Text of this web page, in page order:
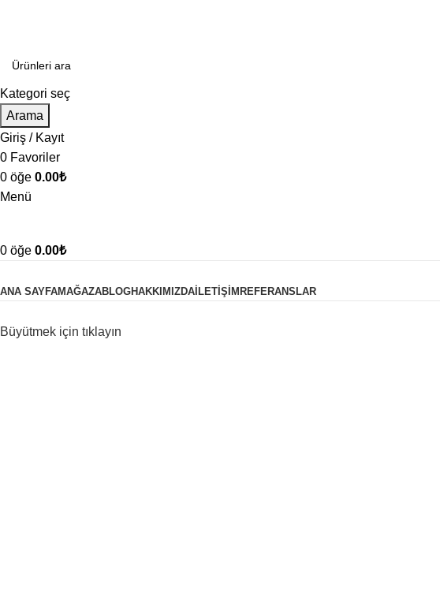
Kategori seç
Arama
Giriş / Kayıt
0 Favoriler
0 öğe 0.00₺
Menü
0 öğe 0.00₺
ANA SAYFAMAĞAZABLOGHAKKIMIZDAİLETIŞIMREFERANSLAR
Büyütmek için tıklayın